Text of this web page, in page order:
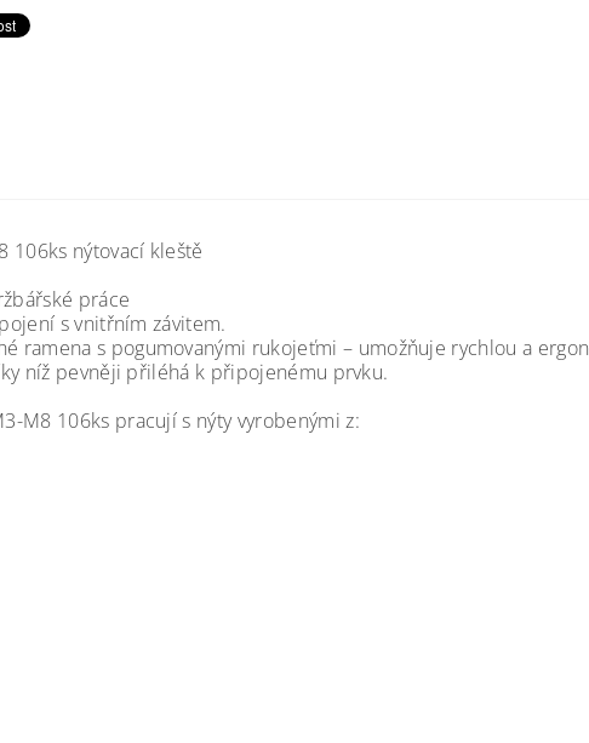
106ks nýtovací kleště
práce
s vnitřním závitem.
ramena s pogumovanými rukojeťmi – umožňuje rychlou a
níž pevněji přiléhá k připojenému prvku.
M8 106ks pracují s nýty vyrobenými z: